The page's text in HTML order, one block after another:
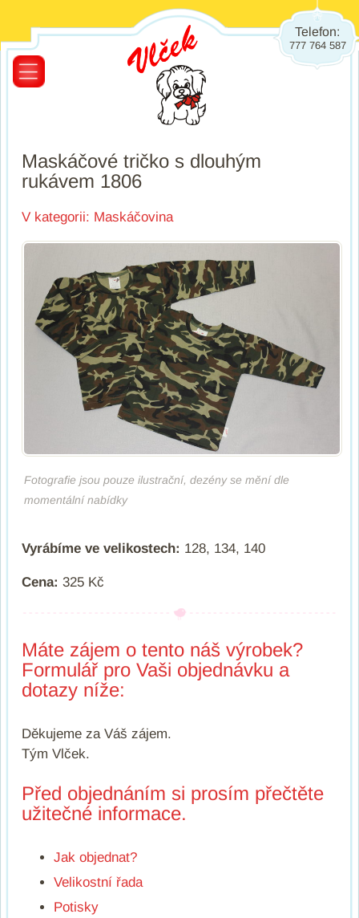
Telefon:
777 764 587
Maskáčové tričko s dlouhým
rukávem 1806
V kategorii: Maskáčovina
Fotografie jsou pouze ilustrační, dezény se mění dle
momentální nabídky
Vyrábíme ve velikostech: 128, 134, 140
Cena: 325 Kč
Máte zájem o tento náš výrobek?
Formulář pro Vaši objednávku a
dotazy níže:
Děkujeme za Váš zájem.
Tým Vlček.
Před objednáním si prosím přečtěte
užitečné informace.
Jak objednat?
Velikostní řada
Potisky